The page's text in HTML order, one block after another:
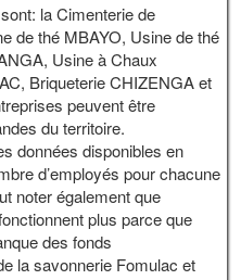
la Cimenterie de
de thé MBAYO, Usine de thé
Usine à Chaux
Briqueterie CHIZENGA et
peuvent être
du territoire.
données disponibles en
d’employés pour chacune
noter également que
plus parce que
des fonds
la savonnerie Fomulac et